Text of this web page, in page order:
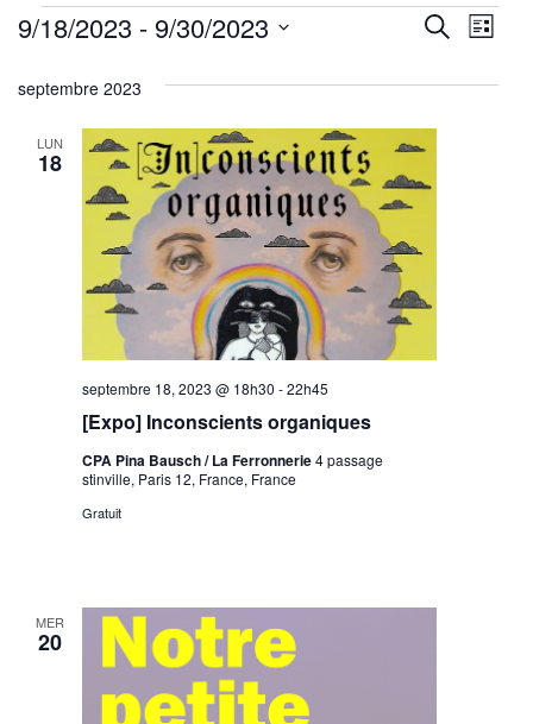
Évènements
et
de
Recherche
Liste
9/18/2023 - 9/30/2023
une
septembre 2023
LUN
18
[Expo] Inconscients organiques
septembre 18, 2023 @ 18h30 -22h45
CPA Pina Bausch / La Ferronnerie4 passage
stinville, Paris 12, France, France
Gratuit
MER
20